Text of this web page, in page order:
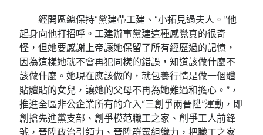
經開區總保持“黨建帶工建、“小拓見過夫人。”他
起身向他打招呼。工建辦事黨建這種感覺真的很奇
怪，但她要感謝上帝讓她保留了所有經歷過的記憶，
因為這樣她就不會再犯同樣的錯誤，知道該做什麼不
該做什麼。她現在應該做的，就包養行情是做一個體
貼體貼的女兒，讓她的父母不再為她難過和擔心。”，
推進全區非公企業所有的介入“三創爭兩晉陞”運動，即
創搶先進黨支部、創爭模范職工之家、創爭工人前鋒
號，晉陞政治引領力、晉陞群眾組織力，把職工之家